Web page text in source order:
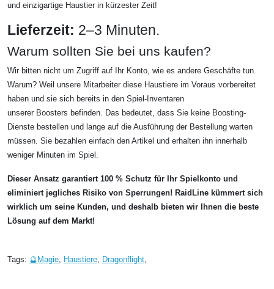
und einzigartige Haustier in kürzester Zeit!
Lieferzeit: 2–3 Minuten.
Warum sollten Sie bei uns kaufen?
Wir bitten nicht um Zugriff auf Ihr Konto, wie es andere Geschäfte tun.
Warum? Weil unsere Mitarbeiter diese Haustiere im Voraus vorbereitet
haben und sie sich bereits in den Spiel-Inventaren
unserer Boosters befinden. Das bedeutet, dass Sie keine Boosting-
Dienste bestellen und lange auf die Ausführung der Bestellung warten
müssen. Sie bezahlen einfach den Artikel und erhalten ihn innerhalb
weniger Minuten im Spiel.
Dieser Ansatz garantiert 100 % Schutz für Ihr Spielkonto und
eliminiert jegliches Risiko von Sperrungen! RaidLine kümmert sich
wirklich um seine Kunden, und deshalb bieten wir Ihnen die beste
Lösung auf dem Markt!
Tags: 🔮Magie, Haustiere, Dragonflight,